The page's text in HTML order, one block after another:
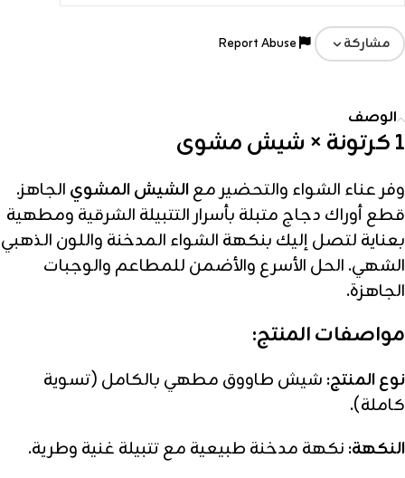
مشاركة
الوصف
1 كرتونة × شيش مشوى
وفر عناء الشواء والتحضير معالشيش المشوي الجاهز.
قطع أوراك دجاج متبلة بأسرار التتبيلة الشرقية ومطهية
بعناية لتصل إليك بنكهة الشواء المدخنة واللون الذهبي
الشهي. الحل الأسرع والأضمن للمطاعم والوجبات
الجاهزة.
مواصفات المنتج:
نوع المنتج: شيش طاووق مطهي بالكامل (تسوية
كاملة).
النكهة: نكهة مدخنة طبيعية مع تتبيلة غنية وطرية.